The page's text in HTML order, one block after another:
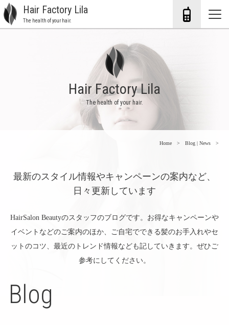
Hair Factory Lila
The health of your hair.
Hair Factory Lila
The health of your hair.
Home Blog | News
最新のスタイル情報やキャンペーンの案内など、
日々更新しています
HairSalon Beautyのスタッフのブログです。お得なキャンペーンや
イベントなどのご案内のほか、ご自宅でできる髪のお手入れやセ
ットのコツ、最近のトレンド情報なども記していきます。ぜひご
参考にしてください。
Blog